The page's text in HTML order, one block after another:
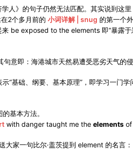
学人》的句子仍然无法匹配。其实说到这
2个多月前的 小词详解 | snug 的第一个
来 be exposed to the elements 即“暴露
意即：海港城市天然易遭受恶劣天气的侵
“基础、纲要、基本原理”，即学习一门
基本方法。
with danger taught me the elements
家一句比尔·盖茨提到 element 的名言：